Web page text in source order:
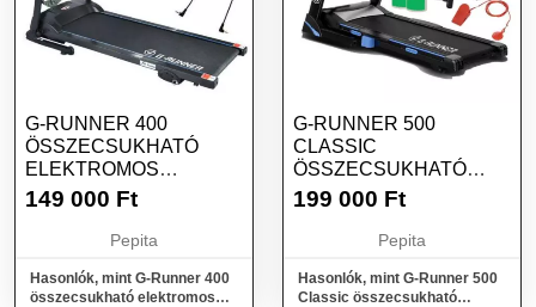
G-RUNNER 400
ÖSSZECSUKHATÓ
ELEKTROMOS
FUTÓPAD
149 000 Ft
Pepita
Hasonlók, mint G-Runner 400
összecsukható elektromos
G-RUNNER 500
CLASSIC
ÖSSZECSUKHATÓ
ELEKTROMOS
KIEGÉSZÍTŐK...
199 000 Ft
Pepita
Hasonlók, mint G-Runner 500
Classic összecsukható